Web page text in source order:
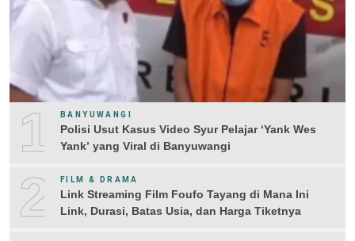
1 BANYUWANGI
Polisi Usut Kasus Video Syur Pelajar ‘Yank Wes
Yank’ yang Viral di Banyuwangi
2 FILM & DRAMA
Link Streaming Film Foufo Tayang di Mana Ini
Link, Durasi, Batas Usia, dan Harga Tiketnya